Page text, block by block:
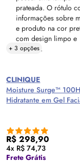
+ 3 opções
CLINIQUE
Moisture Surge™
Hidratante em Gel
R$ 298,90
4x R$ 74,73
Frete Grátis